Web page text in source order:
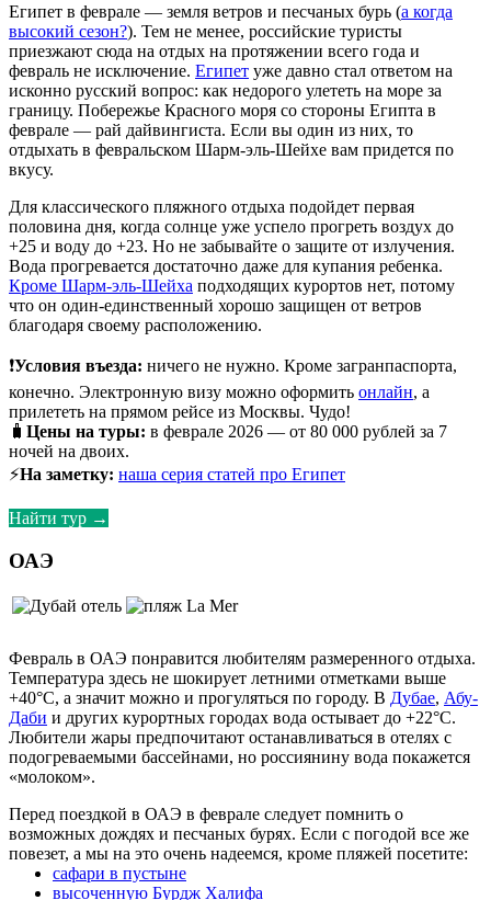
Египет в феврале — земля ветров и песчаных бурь (а когда
высокий сезон?). Тем не менее, российские туристы
приезжают сюда на отдых на протяжении всего года и
февраль не исключение. Египет уже давно стал ответом на
исконно русский вопрос: как недорого улететь на море за
границу. Побережье Красного моря со стороны Египта в
феврале — рай дайвингиста. Если вы один из них, то
отдыхать в февральском Шарм-эль-Шейхе вам придется по
вкусу.
Для классического пляжного отдыха подойдет первая
половина дня, когда солнце уже успело прогреть воздух до
+25 и воду до +23. Но не забывайте о защите от излучения.
Вода прогревается достаточно даже для купания ребенка.
Кроме Шарм-эль-Шейха подходящих курортов нет, потому
что он один-единственный хорошо защищен от ветров
благодаря своему расположению.
❗Условия въезда: ничего не нужно. Кроме загранпаспорта,
конечно. Электронную визу можно оформить онлайн, а
прилететь на прямом рейсе из Москвы. Чудо!
🧳 Цены на туры: в феврале 2026 — от 80 000 рублей за 7
ночей на двоих.
⚡На заметку: наша серия статей про Египет
Найти тур →
ОАЭ
Февраль в ОАЭ понравится любителям размеренного отдыха.
Температура здесь не шокирует летними отметками выше
+40°C, а значит можно и прогуляться по городу. В Дубае, Абу-
Даби и других курортных городах вода остывает до +22°C.
Любители жары предпочитают останавливаться в отелях с
подогреваемыми бассейнами, но россиянину вода покажется
«молоком».
Перед поездкой в ОАЭ в феврале следует помнить о
возможных дождях и песчаных бурях. Если с погодой все же
повезет, а мы на это очень надеемся, кроме пляжей посетите:
сафари в пустыне
высоченную Бурдж Халифа